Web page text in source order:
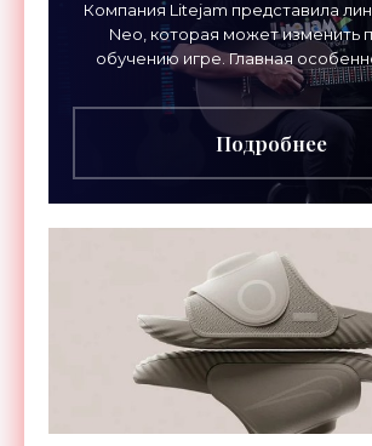
Компания Litejam представила
Neo, которая может изменить
обучению игре. Главная
инструментов – встроенная RGB-
грифа. Светодиоды
Подробнее